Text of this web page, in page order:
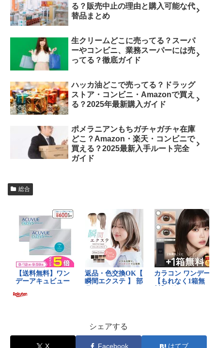
る？販売中止の理由と購入可能な代
替品まとめ
生クリームどこに売ってる？スーパ
ーやコンビニ、業務スーパーには売
ってる？徹底ガイド
ハッカ油どこで売ってる？ドラッグ
ストア・コンビニ・Amazonで買え
る？2025年最新購入ガイド
ポメラニアンもちガチャガチャ在庫
どこ？Amazon・楽天・コンビニで
買える？2025最新入手ルート完全
ガイド
総合
シェアする
X Facebook はてブ